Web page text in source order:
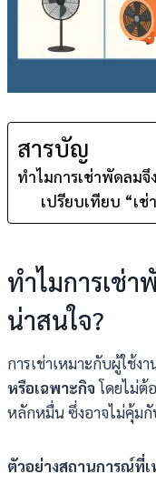
สารบัญ
ทำไมการเช่าพัดลม
เปรียบเทียบ “เ
ทำไมการเช่
น่าสนใจ?
การเช่าเหมาะกับผู้ใช้ง
หรือเฉพาะกิจโดยไม่ต้
หลักหมื่น ซึ่งอาจไม่คุ้มกั
ตัวอย่างสถานการณ์ที่